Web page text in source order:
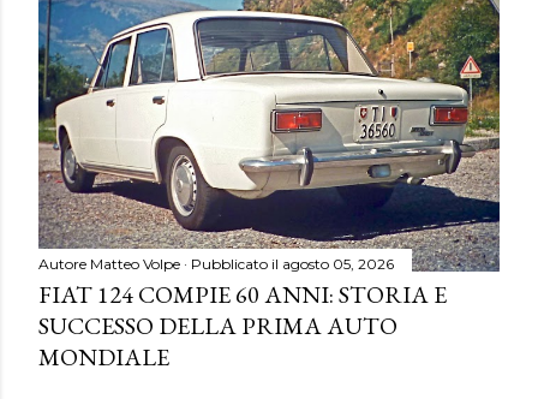
Autore Matteo Volpe Pubblicato il agosto 05, 2026
FIAT 124 COMPIE 60 ANNI: STORIA E
SUCCESSO DELLA PRIMA AUTO
MONDIALE